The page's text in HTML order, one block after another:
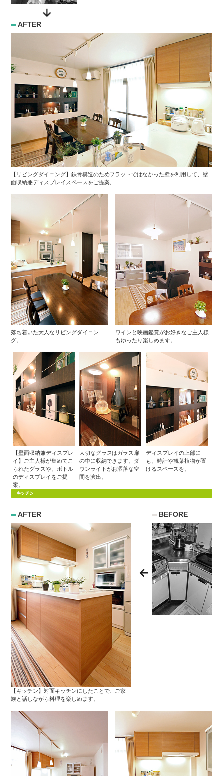
AFTER
【リビングダイニング】鉄骨構造のためフラットではなかった壁を利用して、壁
面収納兼ディスプレイスペースをご提案。
落ち着いた大人なリビングダイニン
グ。
ワインと映画鑑賞がお好きなご主人様
もゆったり楽しめます。
【壁面収納兼ディスプレ
イ】ご主人様が集めてこ
られたグラスや、ボトル
のディスプレイをご提
案。
大切なグラスはガラス扉
の中に収納できます。ダ
ウンライトがお洒落な空
間を演出。
ディスプレイの上部に
も、時計や観葉植物が置
けるスペースを。
BEFORE
AFTER
【キッチン】対面キッチンにしたことで、ご家
族と話しながら料理を楽しめます。